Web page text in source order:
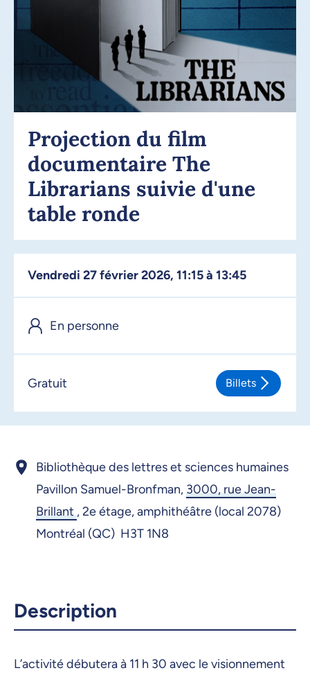
Projection du film
documentaire The
Librarians suivie d'une
table ronde
vendredi 27 février 2026, 11:15 à 13:45
En personne
Gratuit Billets
Bibliothèque des lettres et sciences humaines
Pavillon Samuel-Bronfman, 3000, rue Jean-
Brillant ,2e étage, amphithéâtre (local 2078)
Montréal (QC) H3T 1N8
Description
L’activité débutera à 11 h 30 avec le visionnement